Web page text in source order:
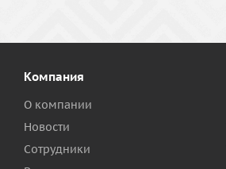
Компания
О компании
Новости
Сотрудники